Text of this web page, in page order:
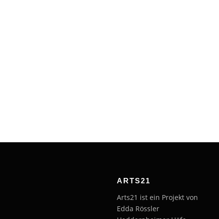
ARTS21
Arts21 ist ein Projekt von
Edda Rössler